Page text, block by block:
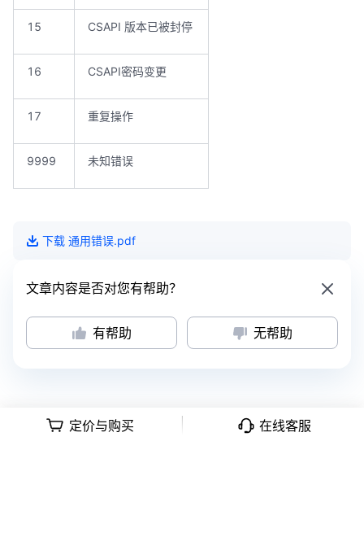
15 CSAPI 版本已被封停
16 CSAPI密码变更
17 重复操作
9999 未知错误
下载 通用错误.pdf
文章内容是否对您有帮助？
有帮助 无帮助
定价与购买 在线客服